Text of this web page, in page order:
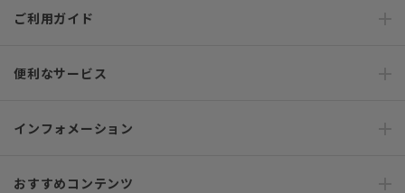
ご利用ガイド
便利なサービス
インフォメーション
おすすめコンテンツ